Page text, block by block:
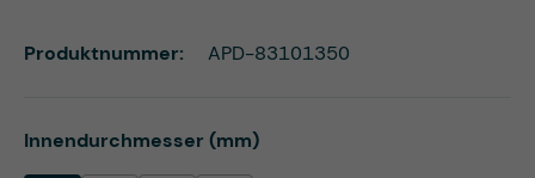
Innendurchmesser (mm)auswählen
Produktnummer: APD-83101350